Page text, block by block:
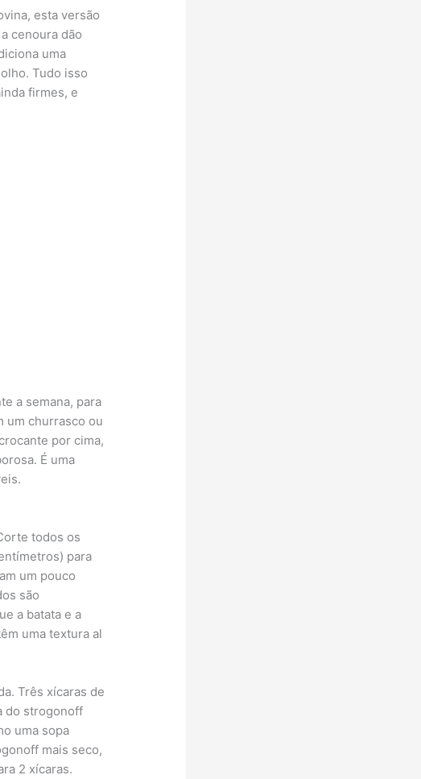
esta versão
cenoura dão
uma
Tudo isso
firmes, e
a semana, para
um churrasco ou
por cima,
É uma
todos os
para
um pouco
são
a batata e a
uma textura al
Três xícaras de
do strogonoff
uma sopa
mais seco,
2 xícaras.